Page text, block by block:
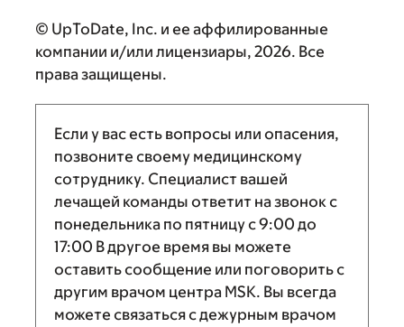
© UpToDate, Inc. и ее аффилированные
компании и/или лицензиары, 2026. Все
права защищены.
Если у вас есть вопросы или опасения,
позвоните своему медицинскому
сотруднику. Специалист вашей
лечащей команды ответит на звонок с
понедельника по пятницу с9:00 до
17:00 В другое время вы можете
оставить сообщение или поговорить с
другим врачом центра MSK. Вы всегда
можете связаться с дежурным врачом